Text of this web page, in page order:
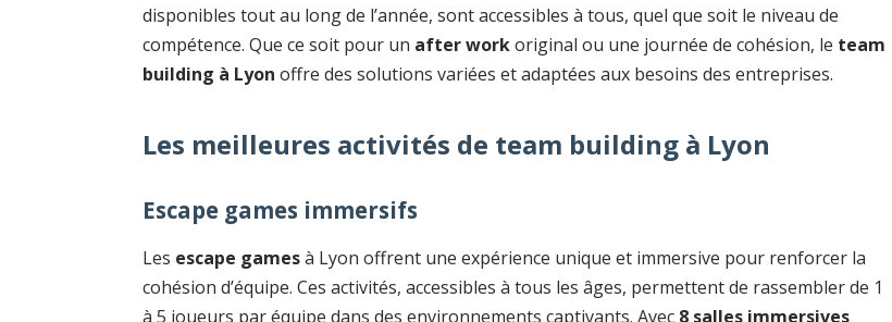
disponibles tout au long de l’année, sont accessibles à tous, quel que soit le niveau de
compétence. Que ce soit pour un after workoriginal ou une journée de cohésion, le team
building à Lyon offre des solutions variées et adaptées aux besoins des entreprises.
Les meilleures activités de team building à Lyon
Escape games immersifs
Les escape gamesà Lyon offrent une expérience unique et immersive pour renforcer la
cohésion d’équipe. Ces activités, accessibles à tous les âges, permettent de rassembler de 1
à 5 joueurs par équipe dans des environnements captivants. Avec 8 salles immersives